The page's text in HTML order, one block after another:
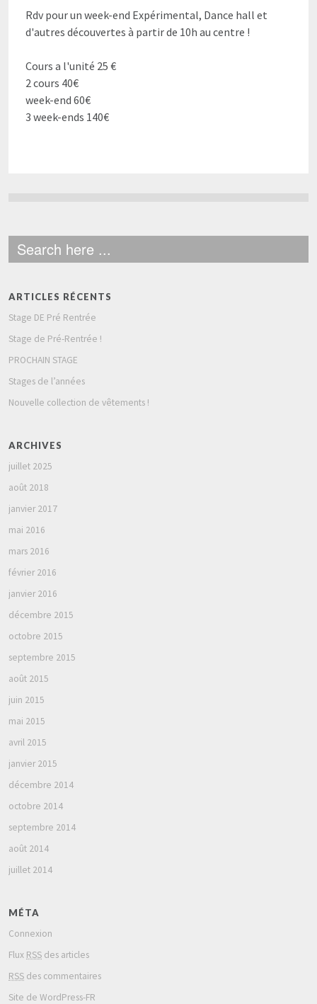
Rdv pour un week-end Expérimental, Dance hall et
d'autres découvertes à partir de 10h au centre !
Cours a l'unité 25 €
2 cours 40€
week-end 60€
3 week-ends 140€
ARTICLES RÉCENTS
Stage DE Pré Rentrée
Stage de Pré-Rentrée !
PROCHAIN STAGE
Stages de l’années
Nouvelle collection de vêtements !
ARCHIVES
juillet 2025
août 2018
janvier 2017
mai 2016
mars 2016
février 2016
janvier 2016
décembre 2015
octobre 2015
septembre 2015
août 2015
juin 2015
mai 2015
avril 2015
janvier 2015
décembre 2014
octobre 2014
septembre 2014
août 2014
juillet 2014
MÉTA
Connexion
Flux RSS des articles
RSS des commentaires
Site de WordPress-FR